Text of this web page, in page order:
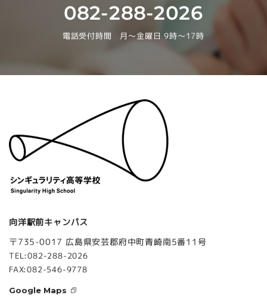
082-288-2026
電話受付時間 月～金曜日 9時～17時
向洋駅前キャンパス
〒735-0017 広島県安芸郡府中町青崎南5番11号
TEL:082-288-2026
FAX:082-546-9778
Google Maps